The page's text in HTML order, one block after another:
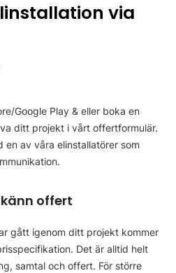
via
Google Play & eller boka en
ditt projekt i vårt offertformulär.
en av våra elinstallatörer som
offert
gått igenom ditt projekt kommer
Det är alltid helt
samtal och offert. För större